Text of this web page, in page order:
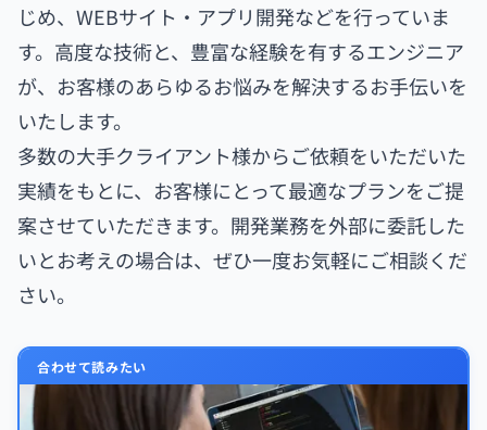
じめ、WEBサイト・アプリ開発などを行っていま
す。高度な技術と、豊富な経験を有するエンジニア
が、お客様のあらゆるお悩みを解決するお手伝いを
いたします。
多数の大手クライアント様からご依頼をいただいた
実績をもとに、お客様にとって最適なプランをご提
案させていただきます。開発業務を外部に委託した
いとお考えの場合は、ぜひ一度お気軽にご相談くだ
さい。
合わせて読みたい